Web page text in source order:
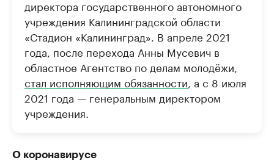
директора государственного автономного
учреждения Калининградской области
«Стадион «Калининград». В апреле 2021
года, после перехода Анны Мусевич в
областное Агентство по делам молодёжи,
стал исполняющим обязанности, а с 8 июля
2021 года — генеральным директором
учреждения.
О коронавирусе